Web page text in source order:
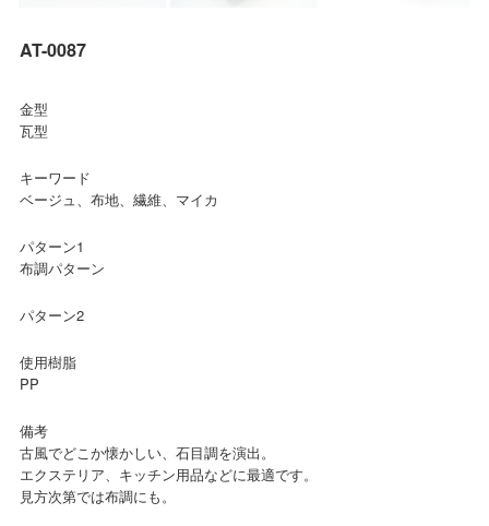
AT-0087
金型
瓦型
キーワード
ベージュ、布地、繊維、マイカ
パターン1
布調パターン
パターン2
使用樹脂
PP
備考
古風でどこか懐かしい、石目調を演出。
エクステリア、キッチン用品などに最適です。
見方次第では布調にも。